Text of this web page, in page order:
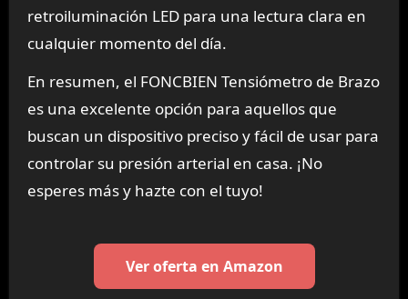
retroiluminación LED para una lectura clara en
cualquier momento del día.
En resumen, el FONCBIEN Tensiómetro de Brazo
es una excelente opción para aquellos que
buscan un dispositivo preciso y fácil de usar para
controlar su presión arterial en casa. ¡No
esperes más y hazte con el tuyo!
Ver oferta en Amazon